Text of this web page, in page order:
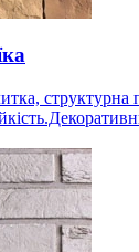
структурна